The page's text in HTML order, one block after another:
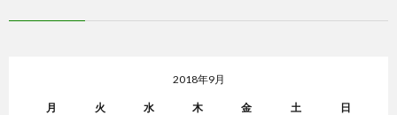
2018年9月
月 火 水 木 金 土 日